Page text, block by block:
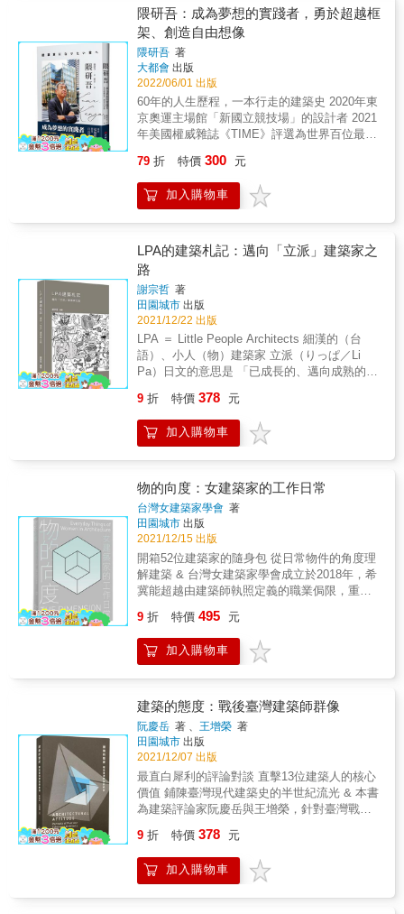
複雜並存的有機體，成為使福音融入鄰里的共
享場域。一方面開放與吸納街巷空間的真實狀
態與生活能量，認同與轉化自身的地方價值，
另一方面處處帶入神聖之光與日常連結、相互
滲透與對話，將土地的人文歷史、社會活動、
自然環境與宗教的精神性，試圖用「多樣、混
雜、衝突與流動」的「複調設計」手法，將多
元差異的地域性能量融入其中。這本設計作品
集，就是試圖捕捉他在渾厚的空間概念浮現時
& 建築學者徐明松歷經數年深入研究、蒐集、
探訪，終將張肇康散落香港、美國、中國各地
的建築作品梳理清晰，分為「東海時期1954-
1959」、「後東海時期1959-1975」以及「沉潛
時期」三輯，共二十多件精選作品，深入淺出
地介紹張肇康其人其作的發展歷程、職業環境
與作品特色。由此，可清楚看見一條脈絡的成
形：張肇康試圖將他所學到的包浩斯現代性，
一系列的「中國現代建築」，而後更以「現代
識個別作品，也可以更有系統性地理解作品在
時代中所象徵的意義。 & 本書不僅是一本透過
作品來述說的建築師傳記，也不單純是一部經
典現代建築指南，徐明松亦想透過張肇康一代
的建築師生命，探討建築師與社會相容的可能
性與困厄處──為何頂著顯赫文憑與歷練、年方
43歲的張肇康，就已完成此生最好的作品？之
後僅能透過民居的研究，作為在這種充滿磨難
的創作環境裡唯一的救贖與出口？一如王大閎
晚年提筆寫起小說，陳其寬拿起顏料揮灑。作
者拋出提問，勾畫巨匠身影，只希望能讓來者
可以站在他們的肩膀上，看得更廣、更遠。
低調隱晦，突顯人與自然或環境空間的美好互
動。 以此聞名世界的建築大師隈研吾，並不認
為好的建築必須高高在上，他常常在不佳的條
件下就地取材，這也有在負中求勝的意味。 所
以每一個建案都是挑戰，都為世人帶來驚喜，
更成為他不斷進化的契機。 & 本書由曾任建築
專業雜誌《日經Architecture》的總編輯，現為
圖文作家的宮澤洋，實際探訪隈大師30多年來
最具代表性的50件建案，以「驚豔系」「幽靜
系」「舒展系」「隱晦系」分類，藉著千幅精
意與趣味。 & 除搭配實際建物的照片和詳盡的
資料，更特別製作了隈建築進化圖和縣別分布
圖，堪稱至今最完整的隈研吾建築書。專為本
火花，也對話出你我所不知道的隈研吾祕密。
& 展現「隈建築」的魔法與魅力，傳達現代建
築的趣味 無論自己的建築知識有幾分，看了都
愛不釋手給滿分 & 隈研吾的建築魔法： ‧傳統
與現代矛盾的交融：日式建築歌舞伎座後的摩
天大樓，卻有白色瀑布傾瀉而下的詩意 ‧打破既
定觀念的新創意：不居高臨下的海景展望台，
卻由地底而出的通道，讓人也成為風景 ‧人與環
一體，讓閱覽室充滿聖地感的森林光影 ‧讓空間
和觀念一起反轉：將真正的「外觀」設在建物
中間，讓建地不良的空間成功內外反轉 ‧在無之
中看見有的存在：從「看不見的建築」中，卻
能讓你看見全方位最美麗的風景 ‧條件不佳帶來
意外效果：送來的建材完全不符規格，包容反
而造就了反敗為勝的負建築 & 獨家收錄 【特別
訪談】改變隈研吾的10件建築：由隈研吾和宮
澤洋各自選出具有進化意義的建築，深入了解
大師創作的歷程，和許多不為人知的背後祕
辛。 【隈建築進化圖】：以樹狀圖呈現隈研吾
重要建築的歷程。 【隈建築縣別分布圖】：以
日本道府縣區分，大師作品的所在地一目了
然。 &
隈研吾：成為夢想的實踐者，勇於超越框
架、創造自由想像
隈研吾 著
大都會 出版
2022/06/01 出版
60年的人生歷程，一本行走的建築史 2020年東
京奧運主場館「新國立競技場」的設計者 2021
年美國權威雜誌《TIME》評選為世界百位最具
者 & 隈研吾最新力作！ & 談建築：聊建築與環
境的融合；聊建築與時代的關聯 談人們：他對
都市與人的剖析；對人與人之間的關懷 談自
與思考， 解讀新型冠狀肺炎後建築界的現況與
未來。 & 1964年 東京奧運會，夢想的開始
1970年 大阪世博會，令人失望的建築前輩們
1977年 非洲考察之旅，人與人之間的互信與
互助 1985年 紐約留學生活，從討厭日本到喜
2021年 美國權威雜誌《TIME》評選為世界百
位最具影響力人物之一 2022年 臺中巨蛋體育
館正式動工 致想成為夢想家的你
&hellip;&hellip; &
79 折 特價 300 元
加入購物車
LPA的建築札記：邁向「立派」建築家之
路
謝宗哲 著
田園城市 出版
2021/12/22 出版
LPA ＝ Little People Architects 細漢的（台
語）、小人（物）建築家 立派（りっぱ／Li
Pa）日文的意思是 「已成長的、邁向成熟的、
Architects（簡稱LPA）於2009年由作者謝宗哲
所發起，集結了一群熱愛建築創作的好友，成
員包括王喆、方瑋、方新樵、林建華、哈塔、
建築家，並精選這十多年來的各自作品，以創
作自述、設計圖面與攝影的方式完整呈現。
LPA概念援引自村上春樹小說《1Q84》的
「Little People」，其反面的「Big Brother」則
指各種具有「ism」的西方建築正統信仰與價值
觀；LPA試圖掙脫來自「Big Brothers」的束
縛，不服膺權威論述，為建築界注入一股新鮮
氣息。 為了迎接新的開始，我們決定以本書與
這段建築抒情年代告別，將曾經全力以赴的青
事過建築的人，或多或少都可稱為「Little
People Architect」吧。謹以本書，提醒自己永
遠不忘熱愛建築的初衷，紀念曾經參與過的那
些無數徹夜未眠趕圖、在沉默與自嗨之間喃喃
自語、笑淚交織的建築時光。
9 折 特價 378 元
加入購物車
物的向度：女建築家的工作日常
台灣女建築家學會 著
田園城市 出版
2021/12/15 出版
開箱52位建築家的隨身包 從日常物件的角度理
解建築 & 台灣女建築家學會成立於2018年，希
冀能超越由建築師執照定義的職業侷限，重新
程師，與從事教職、學術研究的學者，以及室
內、景觀與都市的設計師，試圖補述女性在建
築領域的歷史。 & 在疫情爆發的2020年，台灣
的重要物件，並試圖以貼近日常的提問，拼湊
出她們的斜槓人生。透過凝視這些物件，我們
期許呈現當代建築專業的多樣性，更從不同的
角度理解建築這個行業。
9 折 特價 495 元
加入購物車
建築的態度：戰後臺灣建築師群像
阮慶岳 著 、王增榮 著
田園城市 出版
2021/12/07 出版
最直白犀利的評論對談 直擊13位建築人的核心
價值 鋪陳臺灣現代建築史的半世紀流光 & 本書
為建築評論家阮慶岳與王增榮，針對臺灣戰後
中以經典凝視、開東合西、人與土地劃分為三
個時代── & 先是戰後至六○年代、結合現代建
築與中國傳統的王大閎、陳其寬、李承寬，以
9 折 特價 378 元
加入購物車